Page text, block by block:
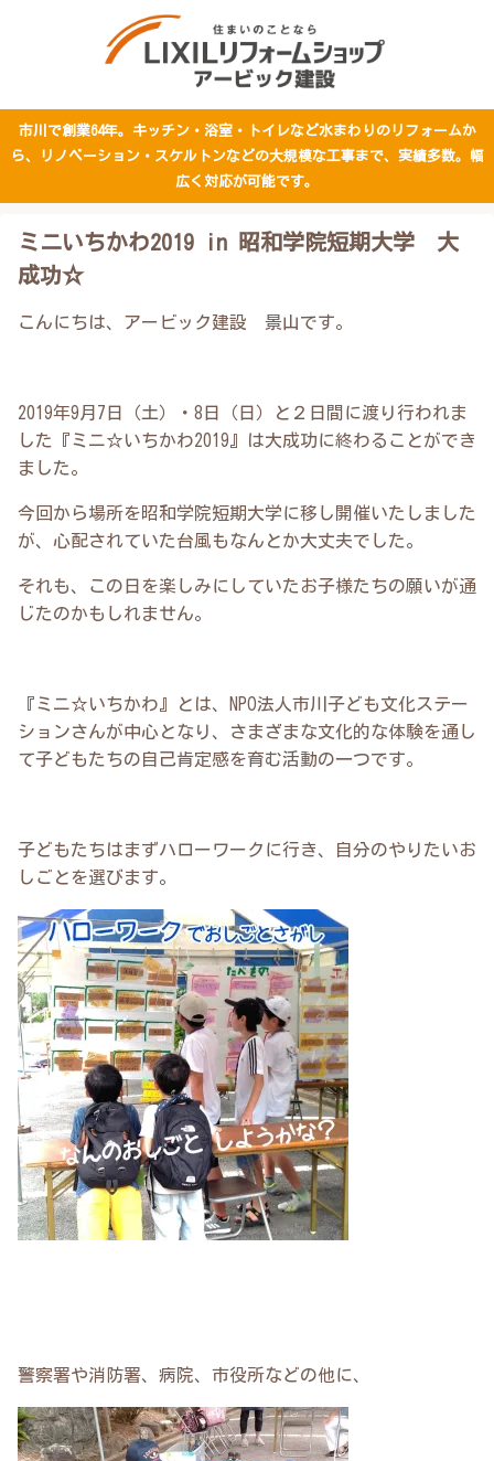
市川で創業64年。キッチン・浴室・トイレなど水まわりのリフォームか
ら、リノベーション・スケルトンなどの大規模な工事まで、実績多数。幅
広く対応が可能です。
ミニいちかわ2019 in 昭和学院短期大学 大
成功☆
こんにちは、アービック建設 景山です。
2019年9月7日（土）・8日（日）と２日間に渡り行われま
した『ミニ☆いちかわ2019』は大成功に終わることができ
ました。
今回から場所を昭和学院短期大学に移し開催いたしました
が、心配されていた台風もなんとか大丈夫でした。
それも、この日を楽しみにしていたお子様たちの願いが通
じたのかもしれません。
『ミニ☆いちかわ』とは、NPO法人市川子ども文化ステー
ションさんが中心となり、さまざまな文化的な体験を通し
て子どもたちの自己肯定感を育む活動の一つです。
子どもたちはまずハローワークに行き、自分のやりたいお
しごとを選びます。
警察署や消防署、病院、市役所などの他に、